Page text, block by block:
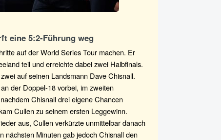
eine 5:2-Führung weg
auf der World Series Tour machen. Er
teil und erreichte dabei zwei Halbfinals.
auf seinen Landsmann Dave Chisnall.
der Doppel-18 vorbei, im zweiten
Chisnall drei eigene Chancen
Cullen zu seinem ersten Leggewinn.
aus, Cullen verkürzte unmittelbar danach
nächsten Minuten gab jedoch Chisnall den